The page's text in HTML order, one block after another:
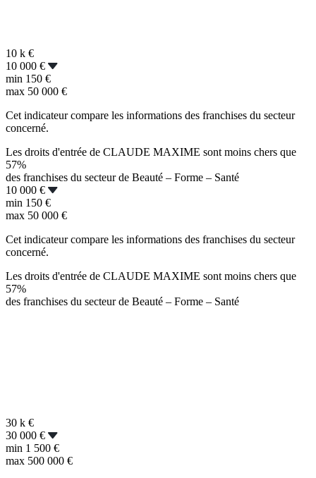
10 k €
10 000 €
min 150 €
max 50 000 €
Cet indicateur compare les informations des franchises du secteur
concerné.
Les droits d'entrée de CLAUDE MAXIME sont moins chers que
57%
des franchises du secteur de Beauté – Forme – Santé
10 000 €
min 150 €
max 50 000 €
Cet indicateur compare les informations des franchises du secteur
concerné.
Les droits d'entrée de CLAUDE MAXIME sont moins chers que
57%
des franchises du secteur de Beauté – Forme – Santé
30 k €
30 000 €
min 1 500 €
max 500 000 €